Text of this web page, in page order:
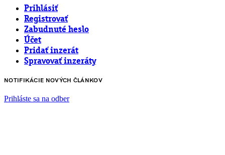
Prihlásiť
Registrovať
Zabudnuté heslo
Účet
Pridať inzerát
Spravovať inzeráty
NOTIFIKÁCIE NOVÝCH ČLÁNKOV
Prihláste sa na odber